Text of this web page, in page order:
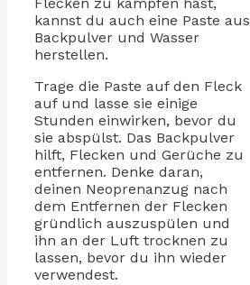
kannst du auch eine Paste aus
Backpulver und Wasser
herstellen.
Trage die Paste auf den Fleck
auf und lasse sie einige
Stunden einwirken, bevor du
sie abspülst. Das Backpulver
hilft, Flecken und Gerüche zu
entfernen. Denke daran,
deinen Neoprenanzug nach
dem Entfernen der Flecken
gründlich auszuspülen und
ihn an der Luft trocknen zu
lassen, bevor du ihn wieder
verwendest.